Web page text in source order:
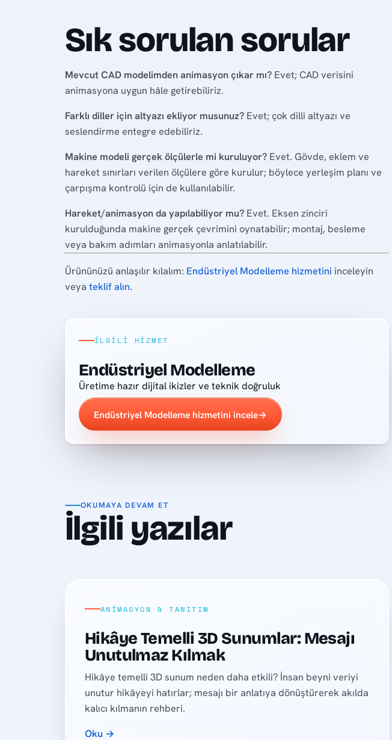
Sık sorulan sorular
Mevcut CAD modelimden animasyon çıkar mı?Evet; CAD verisini
animasyona uygun hâle getirebiliriz.
Farklı diller için altyazı ekliyor musunuz?Evet; çok dilli altyazı ve
seslendirme entegre edebiliriz.
Makine modeli gerçek ölçülerle mi kuruluyor?Evet. Gövde, eklem ve
hareket sınırları verilen ölçülere göre kurulur; böylece yerleşim planı ve
çarpışma kontrolü için de kullanılabilir.
Hareket/animasyon da yapılabiliyor mu?Evet. Eksen zinciri
kurulduğunda makine gerçek çevrimini oynatabilir; montaj, besleme
veya bakım adımları animasyonla anlatılabilir.
Ürününüzü anlaşılır kılalım: Endüstriyel Modelleme hizmetini inceleyin
veya teklif alın.
İLGILI HIZMET
Endüstriyel Modelleme
Üretime hazır dijital ikizler ve teknik doğruluk
Endüstriyel Modelleme hizmetini incele→
OKUMAYA DEVAM ET
İlgili yazılar
ANIMASYON & TANITIM
Hikâye Temelli 3D Sunumlar: Mesajı
Unutulmaz Kılmak
Hikâye temelli 3D sunum neden daha etkili? İnsan beyni veriyi
unutur hikâyeyi hatırlar; mesajı bir anlatıya dönüştürerek akılda
kalıcı kılmanın rehberi.
Oku →